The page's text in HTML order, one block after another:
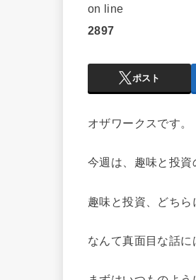
on line
2897
ポスト
オザワークスです。
今週は、趣味と投資
趣味と投資、どち
なんて真面目な話に